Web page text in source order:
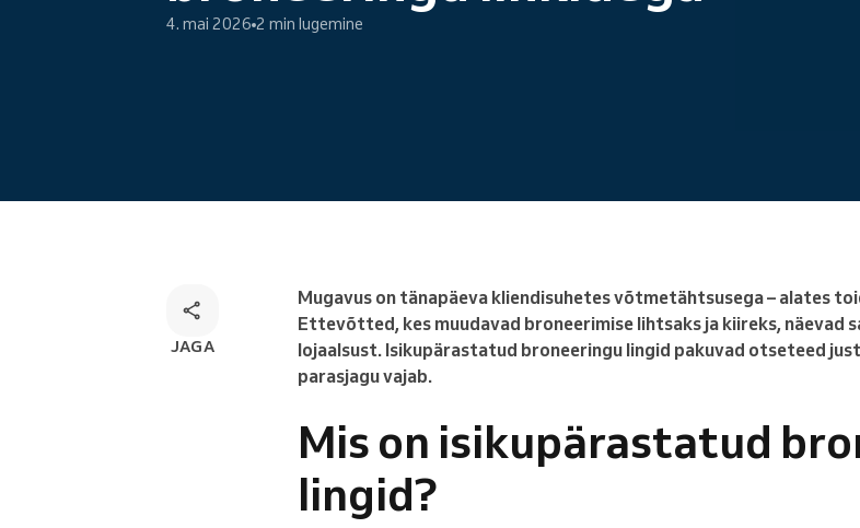
Veebibroneerimine
Juhid suurt ettevõtet
4. mai 2026 2 min lugemine
JAGA
Mugavus on tänapäeva kliendisuhetes võtmetähtsusega – alates
Ettevõtted, kes muudavad broneerimise lihtsaks ja kiireks, näevad
lojaalsust. Isikupärastatud broneeringu lingid pakuvad otseteed
parasjagu vajab.
Mis on isikupärastatud
lingid?